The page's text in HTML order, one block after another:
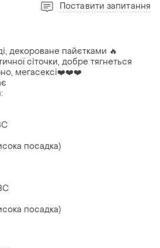
Поставити запитання
декороване пайєтками 🔥
сіточки, добре тягнеться
мегасексі❤️❤️❤️
посадка)
посадка)